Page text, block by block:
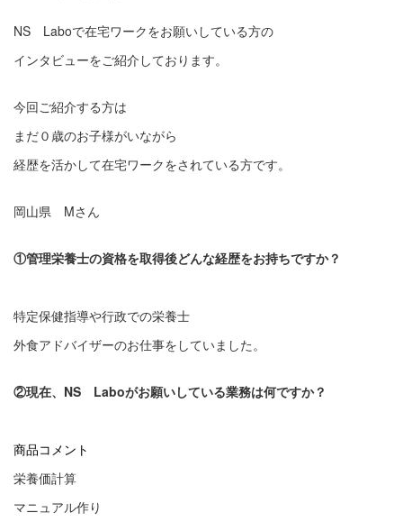
NS Laboで在宅ワークをお願いしている方の
インタビューをご紹介しております。
今回ご紹介する方は
まだ０歳のお子様がいながら
経歴を活かして在宅ワークをされている方です。
岡山県 Mさん
①管理栄養士の資格を取得後どんな経歴をお持ちですか？
特定保健指導や行政での栄養士
外食アドバイザーのお仕事をしていました。
②現在、NS Laboがお願いしている業務は何ですか？
商品コメント
栄養価計算
マニュアル作り